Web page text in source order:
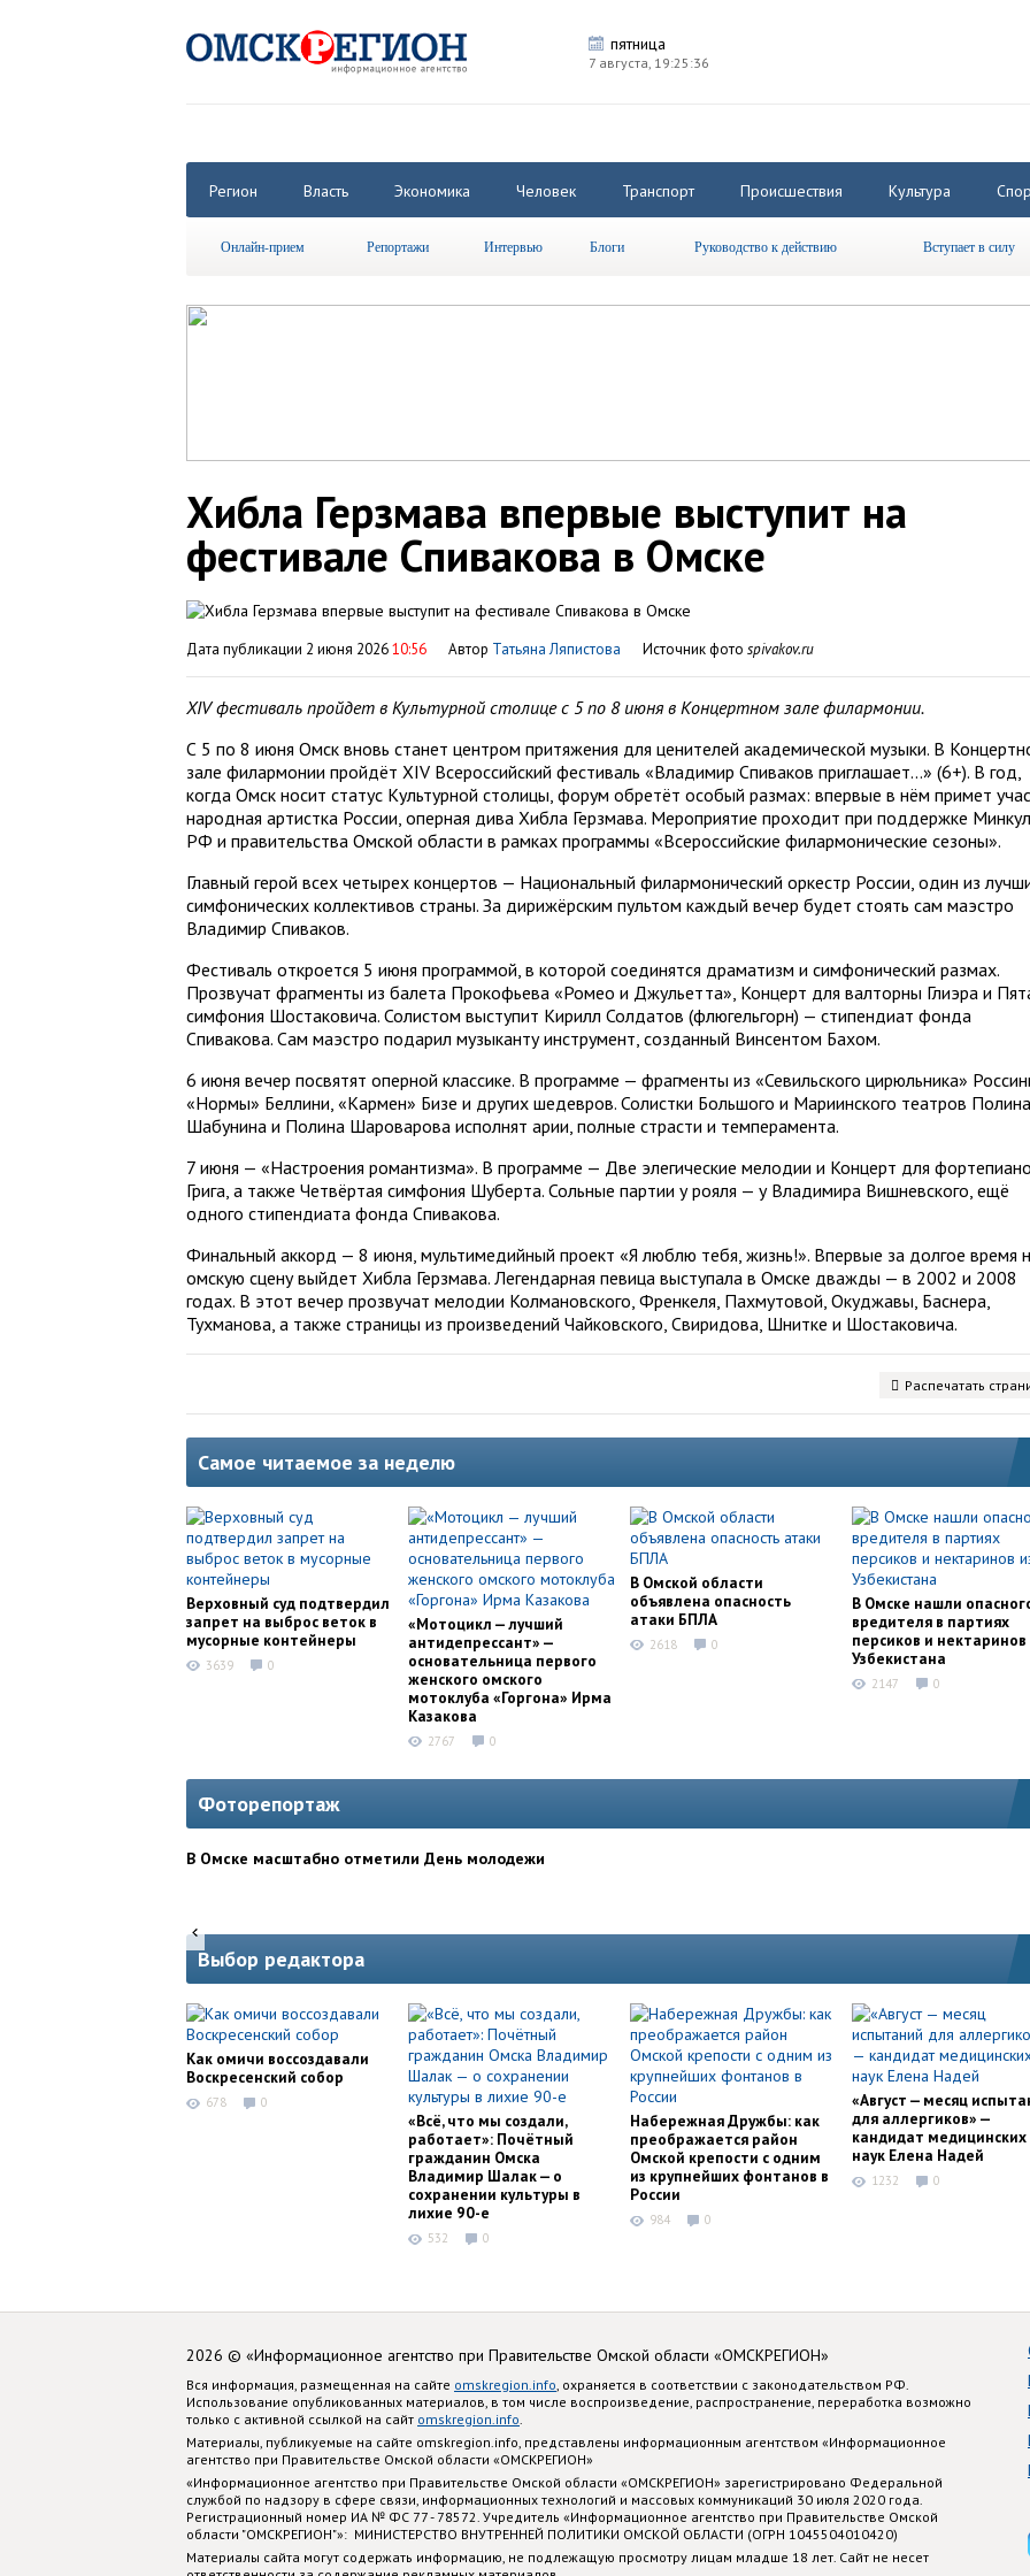
пятница
7 августа, 19:25:37
Регион Власть Экономика Человек Транспорт Происшествия Культура
Онлайн-прием Репортажи Интервью Блоги Руководство к действию Вступает в силу
Хибла Герзмава впервые выступит на
фестивале Спивакова в Омске
Дата публикации 2 июня 202610:56 Автор Татьяна Ляпистова Источник фото spivakov.ru
XIV фестиваль пройдет в Культурной столице с 5 по 8 июня в Концертном зале филармонии.
С 5 по 8 июня Омск вновь станет центром притяжения для ценителей академической музыки. В
зале филармонии пройдёт XIV Всероссийский фестиваль «Владимир Спиваков приглашает...» (6+). В год,
когда Омск носит статус Культурной столицы, форум обретёт особый размах: впервые в нём примет
народная артистка России, оперная дива Хибла Герзмава. Мероприятие проходит при поддержке
РФ и правительства Омской области в рамках программы «Всероссийские филармонические сезоны».
Главный герой всех четырех концертов — Национальный филармонический оркестр России, один из
симфонических коллективов страны. За дирижёрским пультом каждый вечер будет стоять сам маэстро
Владимир Спиваков.
Фестиваль откроется 5 июня программой, в которой соединятся драматизм и симфонический размах.
Прозвучат фрагменты из балета Прокофьева «Ромео и Джульетта», Концерт для валторны Глиэра и
симфония Шостаковича. Солистом выступит Кирилл Солдатов (флюгельгорн) — стипендиат фонда
Спивакова. Сам маэстро подарил музыканту инструмент, созданный Винсентом Бахом.
6 июня вечер посвятят оперной классике. В программе — фрагменты из «Севильского цирюльника»
«Нормы» Беллини, «Кармен» Бизе и других шедевров. Солистки Большого и Мариинского театров Полина
Шабунина и Полина Шароварова исполнят арии, полные страсти и темперамента.
7 июня — «Настроения романтизма». В программе — Две элегические мелодии и Концерт для фортепиано
Грига, а также Четвёртая симфония Шуберта. Сольные партии у рояля — у Владимира Вишневского, ещё
одного стипендиата фонда Спивакова.
Финальный аккорд — 8 июня, мультимедийный проект «Я люблю тебя, жизнь!». Впервые за долгое время
омскую сцену выйдет Хибла Герзмава. Легендарная певица выступала в Омске дважды — в 2002 и 2008
годах. В этот вечер прозвучат мелодии Колмановского, Френкеля, Пахмутовой, Окуджавы, Баснера,
Тухманова, а также страницы из произведений Чайковского, Свиридова, Шнитке и Шостаковича.
Распечатать
Самое читаемое за неделю
Верховный суд подтвердил
запрет на выброс веток в
мусорные контейнеры
3639 0
«Мотоцикл — лучший
антидепрессант» —
основательница первого
женского омского
мотоклуба «Горгона» Ирма
Казакова
2767 0
В Омской области
объявлена опасность
атаки БПЛА
2618 0
В Омске нашли
вредителя в партиях
персиков и нектаринов
Узбекистана
2147 0
Фоторепортаж
В Омске масштабно отметили День молодежи
Выбор редактора
Как омичи воссоздавали
Воскресенский собор
678 0
«Всё, что мы создали,
работает»: Почётный
гражданин Омска
Владимир Шалак — о
сохранении культуры в
лихие 90-е
532 0
Набережная Дружбы: как
преображается район
Омской крепости с одним
из крупнейших фонтанов в
России
984 0
«Август — месяц
для аллергиков» —
кандидат медицинских
наук Елена Надей
1232 0
2026 © «Информационное агентство при Правительстве Омской области «ОМСКРЕГИОН»
Вся информация, размещенная на сайте omskregion.info , охраняется в соответствии с законодательством РФ.
Использование опубликованных материалов, в том числе воспроизведение, распространение, переработка возможно
только с активной ссылкой на сайт omskregion.info
Материалы, публикуемые на сайте omskregion.info, представлены информационным агентством «Информационное
агентство при Правительстве Омской области «ОМСКРЕГИОН»
«Информационное агентство при Правительстве Омской области «ОМСКРЕГИОН» зарегистрировано Федеральной
службой по надзору в сфере связи, информационных технологий и массовых коммуникаций 30 июля 2020 года.
Регистрационный номер ИА № ФС 77 - 78572. Учредитель «Информационное агентство при Правительстве Омской
области "ОМСКРЕГИОН"»: МИНИСТЕРСТВО ВНУТРЕННЕЙ ПОЛИТИКИ ОМСКОЙ ОБЛАСТИ (ОГРН 1045504010420)
Материалы сайта могут содержать информацию, не подлежащую просмотру лицам младше 18 лет. Сайт не несет